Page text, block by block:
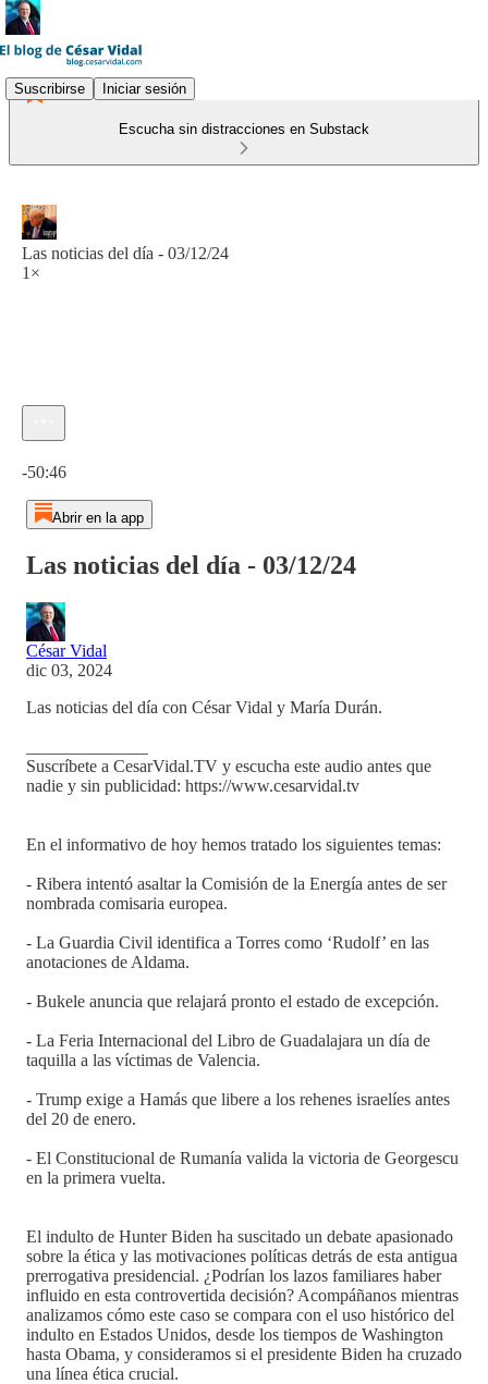
Suscribirse Iniciar sesión
Escucha sin distracciones en Substack
Las noticias del día - 03/12/24
1×
-50:46
Abrir en la app
Las noticias del día - 03/12/24
César Vidal
dic 03, 2024
Las noticias del día con César Vidal y María Durán.
Suscríbete a CesarVidal.TV y escucha este audio antes que
nadie y sin publicidad: https://www.cesarvidal.tv
En el informativo de hoy hemos tratado los siguientes temas:
- Ribera intentó asaltar la Comisión de la Energía antes de ser
nombrada comisaria europea.
- La Guardia Civil identifica a Torres como ‘Rudolf’ en las
anotaciones de Aldama.
- Bukele anuncia que relajará pronto el estado de excepción.
- La Feria Internacional del Libro de Guadalajara un día de
taquilla a las víctimas de Valencia.
- Trump exige a Hamás que libere a los rehenes israelíes antes
del 20 de enero.
- El Constitucional de Rumanía valida la victoria de Georgescu
en la primera vuelta.
El indulto de Hunter Biden ha suscitado un debate apasionado
sobre la ética y las motivaciones políticas detrás de esta antigua
prerrogativa presidencial. ¿Podrían los lazos familiares haber
influido en esta controvertida decisión? Acompáñanos mientras
analizamos cómo este caso se compara con el uso histórico del
indulto en Estados Unidos, desde los tiempos de Washington
hasta Obama, y consideramos si el presidente Biden ha cruzado
una línea ética crucial.